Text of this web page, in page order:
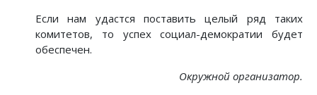
Если нам удастся поставить целый ряд таких
комитетов, то успех социал-демократии будет
обеспечен.
Окружной организатор.